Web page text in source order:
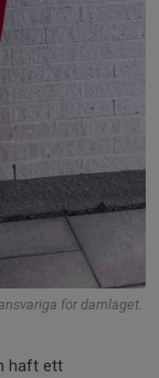
för damlaget.
haft ett